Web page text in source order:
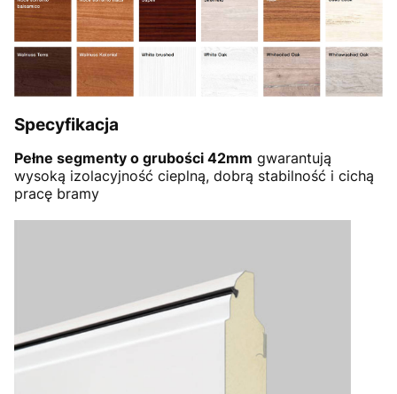
Specyfikacja
Pełne segmenty o grubości 42mm gwarantują
wysoką izolacyjność cieplną, dobrą stabilność i cichą
pracę bramy